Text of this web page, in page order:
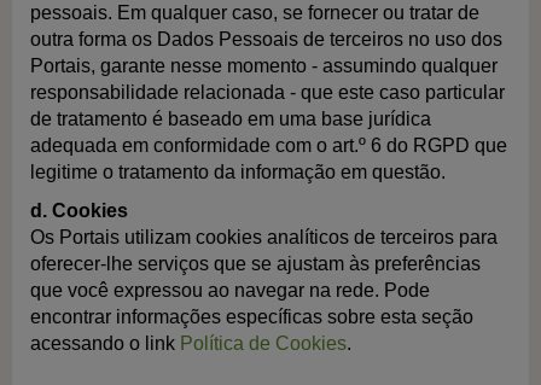
pessoais. Em qualquer caso, se fornecer ou tratar de
outra forma os Dados Pessoais de terceiros no uso dos
Portais, garante nesse momento - assumindo qualquer
responsabilidade relacionada - que este caso particular
de tratamento é baseado em uma base jurídica
adequada em conformidade com o art.º 6 do RGPD que
legitime o tratamento da informação em questão.
d. Cookies
Os Portais utilizam cookies analíticos de terceiros para
oferecer-lhe serviços que se ajustam às preferências
que você expressou ao navegar na rede. Pode
encontrar informações específicas sobre esta seção
acessando o link Política de Cookies.